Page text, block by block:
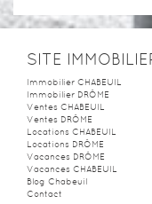
SITE
Immobilier CHABEUIL
Immobilier DRÔME
Ventes CHABEUIL
Ventes DRÔME
Locations CHABEUIL
Locations DRÔME
Vacances DRÔME
Vacances CHABEUIL
Blog Chabeuil
Contact